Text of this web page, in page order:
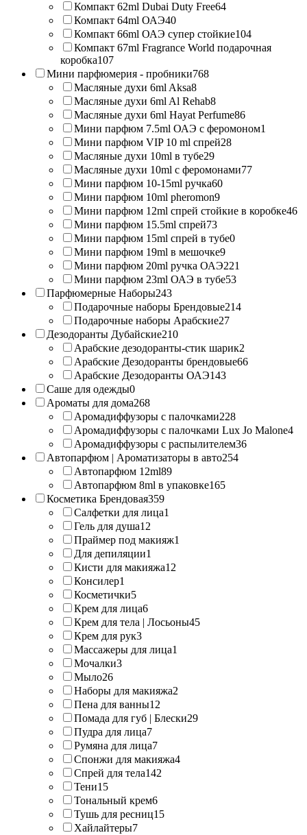
Компакт 62ml Dubai Duty Free64
Компакт 64ml ОАЭ40
Компакт 66ml ОАЭ супер стойкие104
Компакт 67ml Fragrance World подарочная
коробка107
Мини парфюмерия - пробники768
Масляные духи 6ml Aksa8
Масляные духи 6ml Al Rehab8
Масляные духи 6ml Hayat Perfume86
Мини парфюм 7.5ml ОАЭ с феромоном1
Мини парфюм VIP 10 ml спрей28
Масляные духи 10ml в тубе29
Масляные духи 10ml с феромонами77
Мини парфюм 10-15ml ручка60
Мини парфюм 10ml pheromon9
Мини парфюм 12ml спрей стойкие в коробке46
Мини парфюм 15.5ml спрей73
Мини парфюм 15ml спрей в тубе0
Мини парфюм 19ml в мешочке9
Мини парфюм 20ml ручка ОАЭ221
Мини парфюм 23ml ОАЭ в тубе53
Парфюмерные Наборы243
Подарочные наборы Брендовые214
Подарочные наборы Арабские27
Дезодоранты Дубайские210
Арабские дезодоранты-стик шарик2
Арабские Дезодоранты брендовые66
Арабские Дезодоранты ОАЭ143
Саше для одежды0
Ароматы для дома268
Аромадиффузоры с палочками228
Аромадиффузоры с палочками Lux Jo Malone4
Аромадиффузоры с распылителем36
Автопарфюм | Ароматизаторы в авто254
Автопарфюм 12ml89
Автопарфюм 8ml в упаковке165
Косметика Брендовая359
Салфетки для лица1
Гель для душа12
Праймер под макияж1
Для депиляции1
Кисти для макияжа12
Консилер1
Косметички5
Крем для лица6
Крем для тела | Лосьоны45
Крем для рук3
Массажеры для лица1
Мочалки3
Мыло26
Наборы для макияжа2
Пена для ванны12
Помада для губ | Блески29
Пудра для лица7
Румяна для лица7
Спонжи для макияжа4
Спрей для тела142
Тени15
Тональный крем6
Тушь для ресниц15
Хайлайтеры7